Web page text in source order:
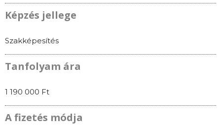
Képzés jellege
Szakképesítés
Tanfolyam ára
1 190 000 Ft
A fizetés módja